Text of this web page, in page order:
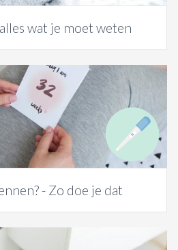
wat je moet weten
- Zo doe je dat